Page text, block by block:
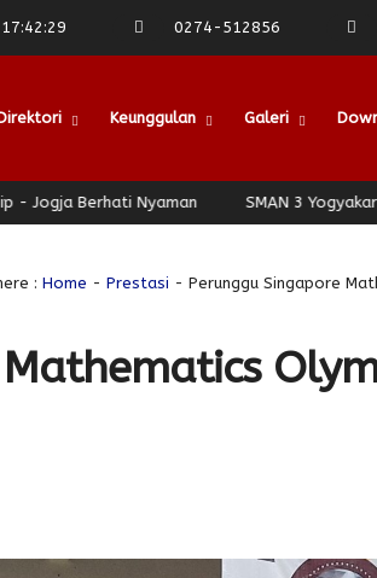
17:42 :29 0274-512856
Keunggulan Galeri
Nyaman SMAN 3 Yogyakarta -
: Home - Prestasi - Perunggu Singapore